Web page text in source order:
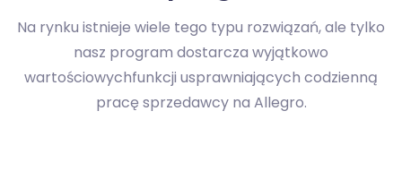
Na rynku istnieje wiele tego typu rozwiązań, ale tylko
nasz program dostarcza wyjątkowo
wartościowychfunkcji usprawniających codzienną
pracę sprzedawcy na Allegro.